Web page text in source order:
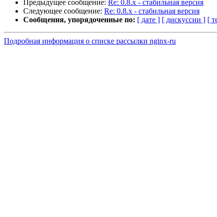
Предыдущее сообщение: Re: 0.8.x - стабильная версия
Следующее сообщение: Re: 0.8.x - стабильная версия
Сообщения, упорядоченные по: [ дате ] [ дискуссии ] [
Подробная информация о списке рассылки nginx-ru